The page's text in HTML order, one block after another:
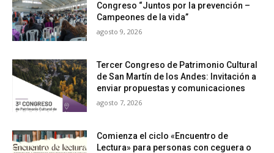
Congreso “Juntos por la prevención –
Campeones de la vida”
agosto 9, 2026
Tercer Congreso de Patrimonio Cultural
de San Martín de los Andes: Invitación a
enviar propuestas y comunicaciones
agosto 7, 2026
Comienza el ciclo «Encuentro de
Lectura» para personas con ceguera o